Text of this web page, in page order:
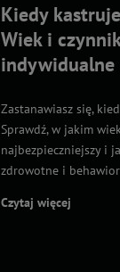
Kiedy
Wiek i
indywidualne
Zastanawiasz się,
Sprawdź, w jakim
najbezpieczniejszy i
zdrowotne i
Czytaj więcej